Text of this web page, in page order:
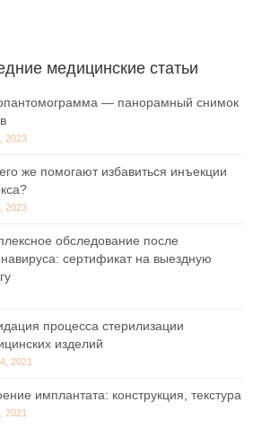
медицинские статьи
— панорамный снимок
2023
же помогают избавиться инъекции
2023
обследование после
сертификат на выездную
процесса стерилизации
изделий
2021
имплантата: конструкция, текстура
2021